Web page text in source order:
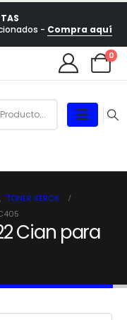
- Compra aquí
0
, TONER XEROX
Cian para